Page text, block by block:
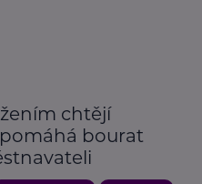
chtějí
bourat